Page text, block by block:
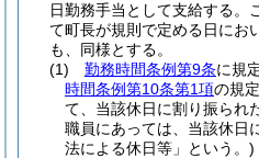
日勤務手当として支給する。
て町長が規則で定める日にお
も、同様とする。
(1)
勤務時間条例第9条に規
時間条例第10条第1項の規
て、当該休日に割り振られ
職員にあっては、当該休日
法による休日等」という。)